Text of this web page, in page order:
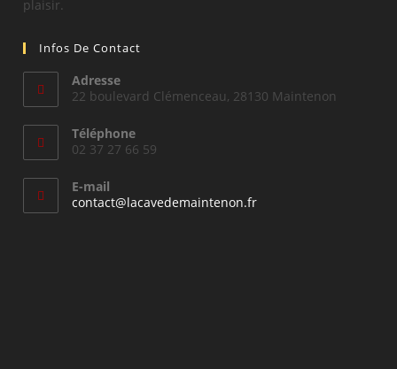
plaisir.
Infos De Contact
Adresse
22 boulevard Clémenceau, 28130 Maintenon
Téléphone
02 37 27 66 59
E-mail
contact@lacavedemaintenon.frS’ouvre